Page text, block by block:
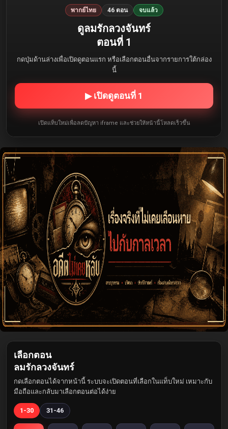
พากย์ไทย 46 ตอน จบแล้ว
ดูลมรักลวงจันทร์
ตอนที่ 1
กดปุ่มด้านล่างเพื่อเปิดดูตอนแรก หรือเลือกตอนอื่นจากรายการใต้กล่อง
นี้
▶ เปิดดูตอนที่ 1
เปิดแท็บใหม่เพื่อลดปัญหา iframe และช่วยให้หน้านี้โหลดเร็วขึ้น
เลือกตอน
ลมรักลวงจันทร์
กดเลือกตอนได้จากหน้านี้ ระบบจะเปิดตอนที่เลือกในแท็บใหม่ เหมาะกับ
มือถือและกลับมาเลือกตอนต่อได้ง่าย
1-30 31-46